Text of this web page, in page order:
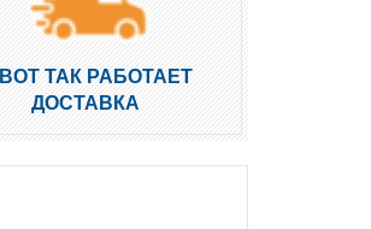
ТАК РАБОТАЕТ
ДОСТАВКА